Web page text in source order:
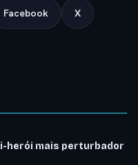
Facebook X
herói mais perturbador